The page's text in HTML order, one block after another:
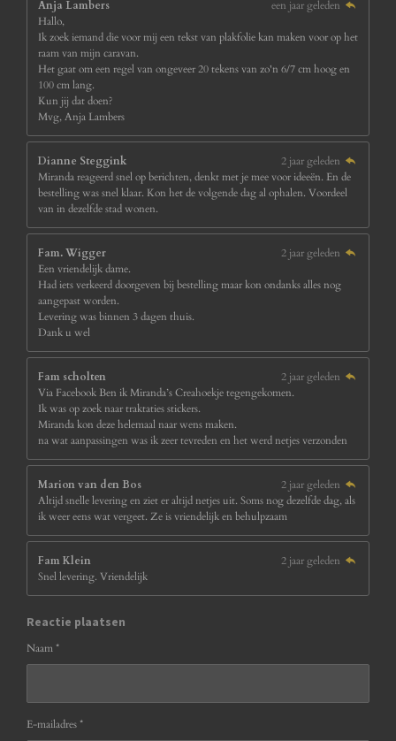
Anja Lambers
een jaar geleden
Hallo,
Ik zoek iemand die voor mij een tekst van plakfolie kan maken voor op het
raam van mijn caravan.
Het gaat om een regel van ongeveer 20 tekens van zo'n 6/7 cm hoog en
100 cm lang.
Kun jij dat doen?
Mvg, Anja Lambers
Dianne Steggink
2 jaar geleden
Miranda reageerd snel op berichten, denkt met je mee voor ideeën. En de
bestelling was snel klaar. Kon het de volgende dag al ophalen. Voordeel
van in dezelfde stad wonen.
Fam. Wigger
2 jaar geleden
Een vriendelijk dame.
Had iets verkeerd doorgeven bij bestelling maar kon ondanks alles nog
aangepast worden.
Levering was binnen 3 dagen thuis.
Dank u wel
Fam scholten
2 jaar geleden
Via Facebook Ben ik Miranda’s Creahoekje tegengekomen.
Ik was op zoek naar traktaties stickers.
Miranda kon deze helemaal naar wens maken.
na wat aanpassingen was ik zeer tevreden en het werd netjes verzonden
Marion van den Bos
2 jaar geleden
Altijd snelle levering en ziet er altijd netjes uit. Soms nog dezelfde dag, als
ik weer eens wat vergeet. Ze is vriendelijk en behulpzaam
Fam Klein
2 jaar geleden
Snel levering. Vriendelijk
Reactie plaatsen
Naam *
E-mailadres *